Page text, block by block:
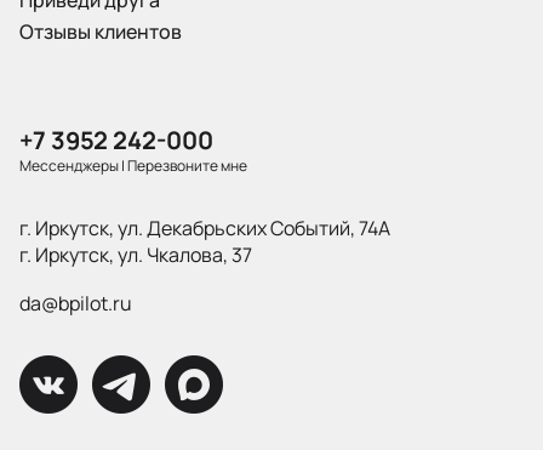
Отзывы клиентов
+7 3952 242-000
Мессенджеры|Перезвоните мне
г. Иркутск, ул. Декабрьских Событий, 74А
г. Иркутск, ул. Чкалова, 37
da@bpilot.ru